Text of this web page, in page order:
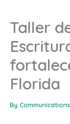
Taller
Florida
By Communications